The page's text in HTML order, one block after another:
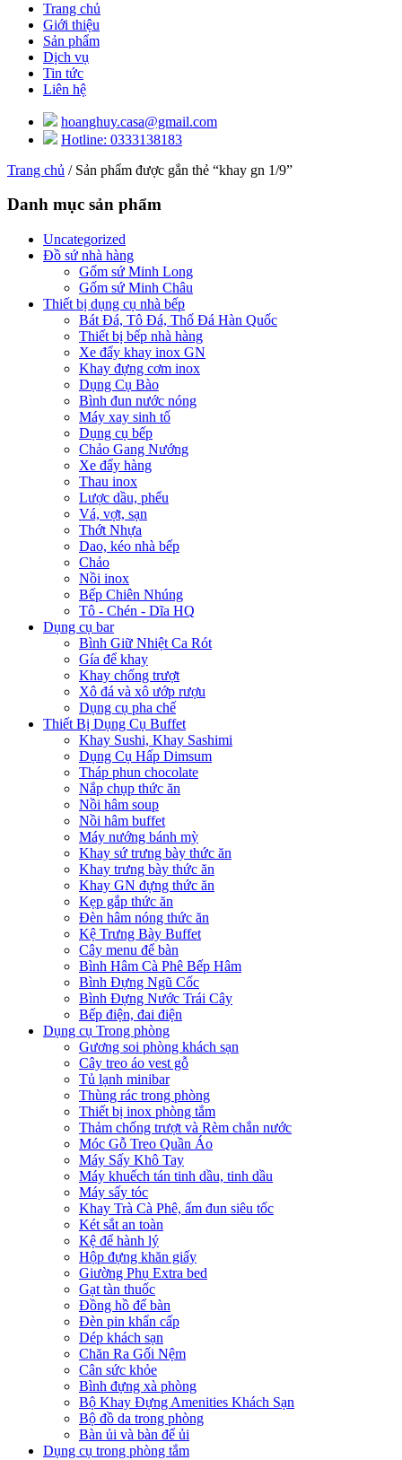
Trang chủ
Giới thiệu
Sản phẩm
Dịch vụ
Tin tức
Liên hệ
hoanghuy.casa@gmail.com
Hotline: 0333138183
Trang chủ / Sản phẩm được gắn thẻ “khay gn 1/9”
Danh mục sản phẩm
Uncategorized
Đồ sứ nhà hàng
Gốm sứ Minh Long
Gốm sứ Minh Châu
Thiết bị dụng cụ nhà bếp
Bát Đá, Tô Đá, Thố Đá Hàn Quốc
Thiết bị bếp nhà hàng
Xe đẩy khay inox GN
Khay đựng cơm inox
Dụng Cụ Bào
Bình đun nước nóng
Máy xay sinh tố
Dụng cụ bếp
Chảo Gang Nướng
Xe đẩy hàng
Thau inox
Lược dầu, phểu
Vá, vợt, sạn
Thớt Nhựa
Dao, kéo nhà bếp
Chảo
Nồi inox
Bếp Chiên Nhúng
Tô - Chén - Dĩa HQ
Dụng cụ bar
Bình Giữ Nhiệt Ca Rót
Gía để khay
Khay chống trượt
Xô đá và xô ướp rượu
Dụng cụ pha chế
Thiết Bị Dụng Cụ Buffet
Khay Sushi, Khay Sashimi
Dụng Cụ Hấp Dimsum
Tháp phun chocolate
Nắp chụp thức ăn
Nồi hâm soup
Nồi hâm buffet
Máy nướng bánh mỳ
Khay sứ trưng bày thức ăn
Khay trưng bày thức ăn
Khay GN đựng thức ăn
Kẹp gắp thức ăn
Đèn hâm nóng thức ăn
Kệ Trưng Bày Buffet
Cây menu để bàn
Bình Hâm Cà Phê Bếp Hâm
Bình Đựng Ngũ Cốc
Bình Đựng Nước Trái Cây
Bếp điện, đai điện
Dụng cụ Trong phòng
Gương soi phòng khách sạn
Cây treo áo vest gỗ
Tủ lạnh minibar
Thùng rác trong phòng
Thiết bị inox phòng tắm
Thảm chống trượt và Rèm chắn nước
Móc Gỗ Treo Quần Áo
Máy Sấy Khô Tay
Máy khuếch tán tinh dầu, tinh dầu
Máy sấy tóc
Khay Trà Cà Phê, ấm đun siêu tốc
Két sắt an toàn
Kệ để hành lý
Hộp đựng khăn giấy
Giường Phụ Extra bed
Gạt tàn thuốc
Đồng hồ để bàn
Đèn pin khẩn cấp
Dép khách sạn
Chăn Ra Gối Nệm
Cân sức khỏe
Bình đựng xà phòng
Bộ Khay Đựng Amenities Khách Sạn
Bộ đồ da trong phòng
Bàn ủi và bàn để ủi
Dụng cụ trong phòng tắm